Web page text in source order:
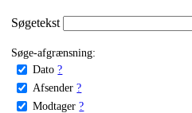
Søgetekst
Søge-afgrænsning:
Dato ?
Afsender ?
Modtager ?